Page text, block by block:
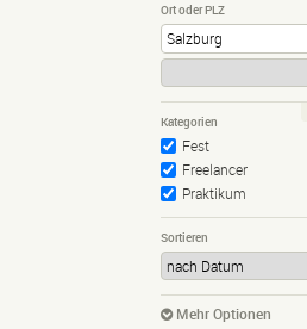
Ort oder PLZ
Kategorien
Fest
Freelancer
Praktikum
Sortieren
Mehr Optionen